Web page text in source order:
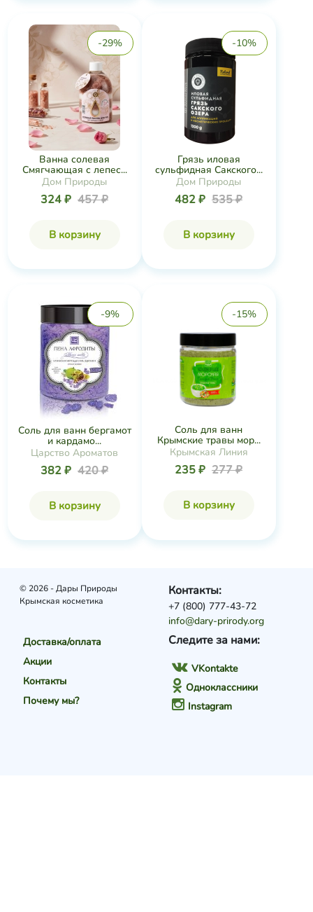
-29%
Ванна солевая
Смягчающая с лепес...
Дом Природы
324 ₽ 457 ₽
В корзину
-10%
Грязь иловая
сульфидная Сакского...
Дом Природы
482 ₽ 535 ₽
В корзину
-9%
Соль для ванн бергамот
и кардамо...
Царство Ароматов
382 ₽ 420 ₽
В корзину
-15%
Соль для ванн
Крымские травы мор...
Крымская Линия
235 ₽ 277 ₽
В корзину
© 2026 - Дары Природы
Крымская косметика
Доставка/оплата
Акции
Контакты
Почему мы?
Следите за нами:
VKontakte
Одноклассники
Instagram
Контакты:
+7 (800) 777-43-72
info@dary-prirody.org